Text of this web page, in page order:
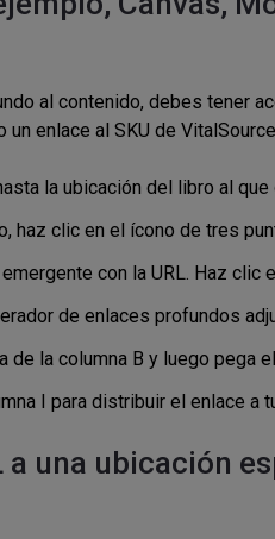
al contenido, debes tener
enlace al SKU de
la ubicación del libro al que
haz clic en el ícono de tres
con la URL. Haz clic
de enlaces profundos
de la columna B y luego pega
I para distribuir el enlace a
a una ubicación